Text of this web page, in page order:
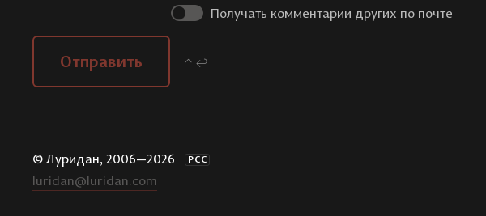
Получать комментарии других по почте
Отправить ⌃ ↩
© Луридан, 2006—2026 РСС
luridan@luridan.com